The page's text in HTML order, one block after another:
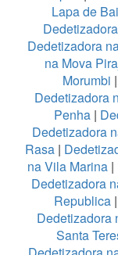
Lapa de
Dedetizadora
na Mova
Morumbi |
Dedetizadora
Penha|
Dedetizadora
Rasa |
na Vila Marina |
Dedetizadora
Republica|
Dedetizadora
Santa